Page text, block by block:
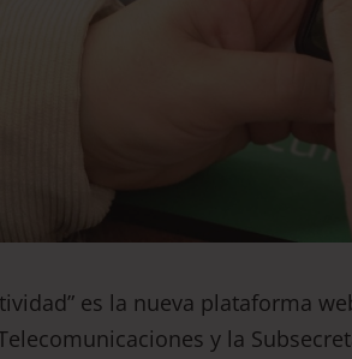
es la nueva plataforma
y la